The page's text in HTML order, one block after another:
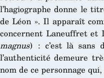
l’hagiographe donne le
de Léon ». Il apparaît
concernent Laneuffret et
magnus) : c’est là sans
l’authenticité demeure
nom de ce personnage